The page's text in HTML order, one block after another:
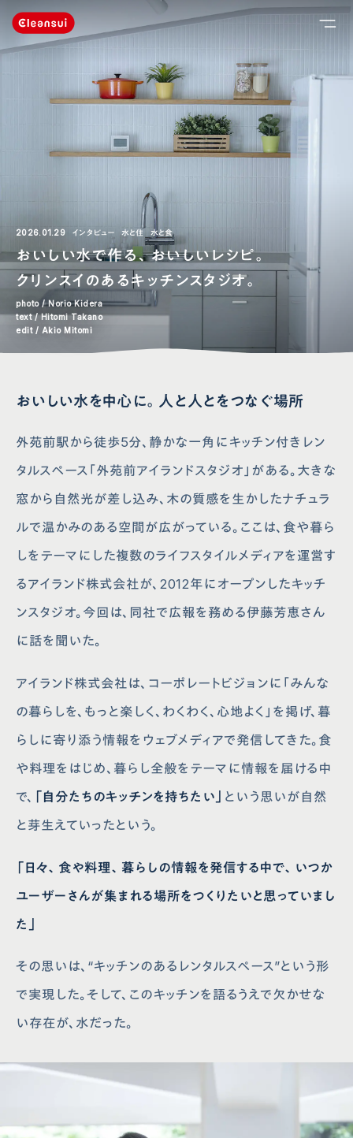
2026.01.29 インタビュー 水と住 水と食
おいしい水で作る、おいしいレシピ。
クリンスイのあるキッチンスタジオ。
photo / Norio Kidera
text / Hitomi Takano
edit / Akio Mitomi
おいしい水を中心に。人と人とをつなぐ場所
外苑前駅から徒歩5分、静かな一角にキッチン付きレン
タルスペース「外苑前アイランドスタジオ」がある。大きな
窓から自然光が差し込み、木の質感を生かしたナチュラ
ルで温かみのある空間が広がっている。ここは、食や暮ら
しをテーマにした複数のライフスタイルメディアを運営す
るアイランド株式会社が、2012年にオープンしたキッチ
ンスタジオ。今回は、同社で広報を務める伊藤芳恵さん
に話を聞いた。
アイランド株式会社は、コーポレートビジョンに「みんな
の暮らしを、もっと楽しく、わくわく、心地よく」を掲げ、暮
らしに寄り添う情報をウェブメディアで発信してきた。食
や料理をはじめ、暮らし全般をテーマに情報を届ける中
で、 「自分たちのキッチンを持ちたい」 という思いが自然
と芽生えていったという。
「日々、食や料理、暮らしの情報を発信する中で、いつか
ユーザーさんが集まれる場所をつくりたいと思っていまし
た」
その思いは、“キッチンのあるレンタルスペース”という形
で実現した。そして、このキッチンを語るうえで欠かせな
い存在が、水だった。